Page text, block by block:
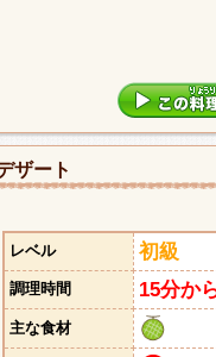
ザート
レベル 初級
調理時間 15分か
主な食材